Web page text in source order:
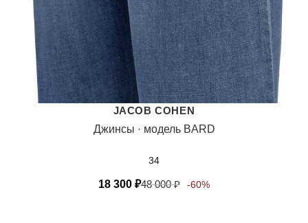
JACOB COHEN
Джинсы · модель BARD
34
18 300 ₽48 000₽ -60%